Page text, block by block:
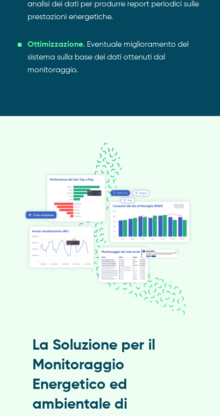
analisi dei dati per produrre report periodici sulle
prestazioni energetiche.
Ottimizzazione. Eventuale miglioramento del
sistema sulla base dei dati ottenuti dal
monitoraggio.
La Soluzione per il
Monitoraggio
Energetico ed
ambientale di